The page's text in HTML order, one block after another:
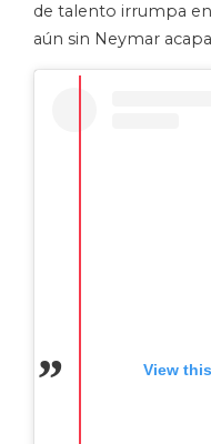
de talento irrumpa
aún sin Neymar
View